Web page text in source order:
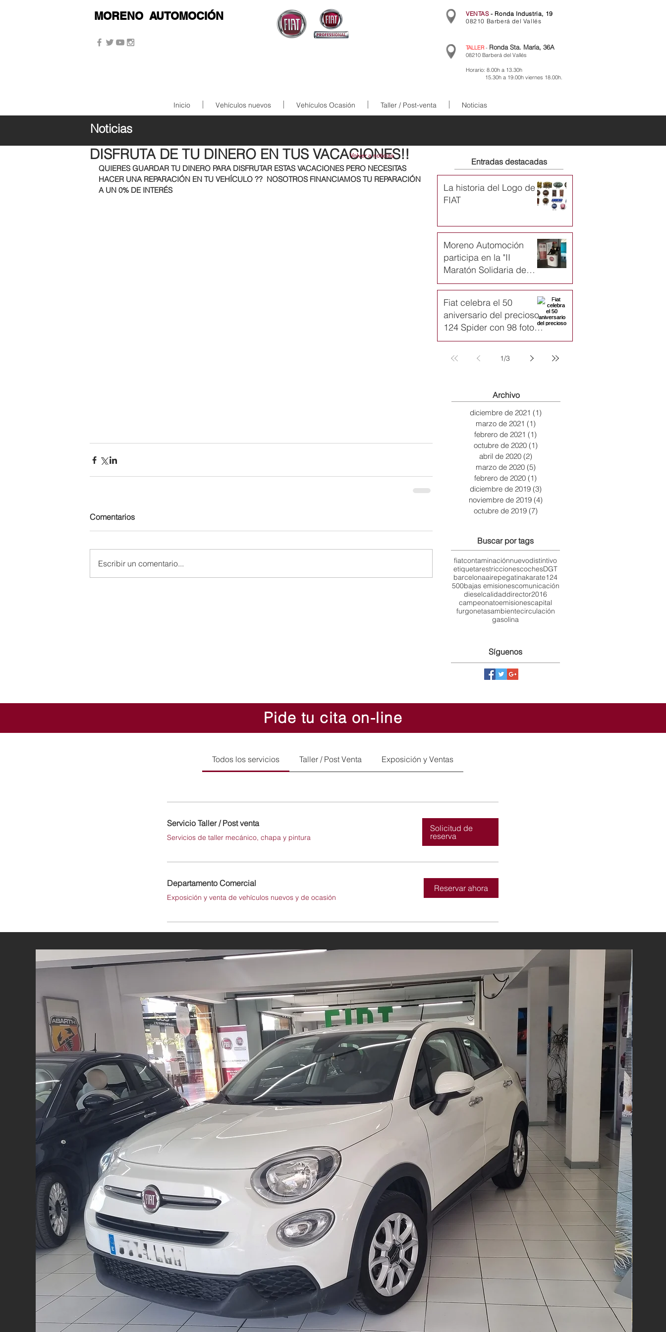
MORENO AUTOMOCIÓN VENTAS- Ronda Industria, 19
08210 Barberá del Vallés
TALLER - Ronda Sta. María, 36A
08210 Barberá del Vallés
Horario: 8.00h a 13.30h
15.30h a 19.00h viernes 18.00h.
Inicio Vehículos nuevos Vehículos Ocasión Taller / Post-venta Noticias
DISFRUTA DE TU DINERO EN TUS VACACIONES!!
QUIERES GUARDAR TU DINERO PARA DISFRUTAR ESTAS VACACIONES PERO NECESITAS
HACER UNA REPARACIÓN EN TU VEHÍCULO ??  NOSOTROS FINANCIAMOS TU REPARACIÓN
A UN 0% DE INTERÉS
Comentarios
Escribir un comentario...
Entradas destacadas
La historia del Logo de
FIAT
Moreno Automoción
participa en la "II
Maratón Solidaria de
Navidad de Karate
Fiat celebra el 50
aniversario del precioso
124 Spider con 98 fotos
y un emotivo vídeo
1/3
Noticias
Archivo
diciembre de 2021 (1)1 entrada
marzo de 2021 (1)1 entrada
febrero de 2021 (1)
octubre de 2020 (1)1 entrada
abril de 2020 (2)2 entradas
marzo de 2020 (5)5 entradas
febrero de 2020 (1)
diciembre de 2019 (3)3 entradas
noviembre de 2019 (4)4 entradas
octubre de 2019 (7)7 entradas
Volver a noticias
Buscar por tags
fiatcontaminaciónnuevodistintivo
etiquetarestriccionescochesDGT
barcelonaairepegatinakarate124
500bajas emisionescomunicación
dieselcalidaddirector2016
campeonatoemisionescapital
furgonetasambientecirculación
gasolina
Síguenos
Todos los servicios Taller / Post Venta Exposición y Ventas
Servicio Taller / Post venta
Servicios de taller mecánico, chapa y pintura
Solicitud de
reserva
Departamento Comercial
Exposición y venta de vehículos nuevos y de ocasión
Reservar ahora
Pide tu cita on-line